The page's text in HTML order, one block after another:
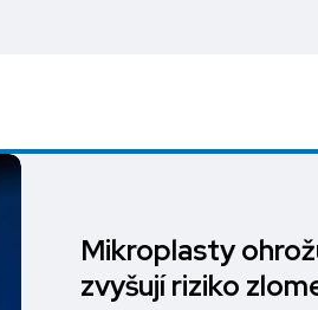
Mikroplasty
zvyšují riziko